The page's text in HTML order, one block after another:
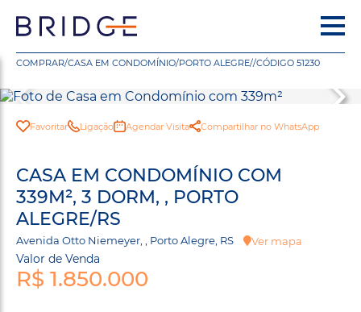
COMPRAR/CASA EM CONDOMÍNIO/PORTO ALEGRE//CÓDIGO 51230
Favoritar Ligação Agendar Visita Compartilhar no WhatsApp
CASA EM CONDOMÍNIO COM
339M², 3 DORM, , PORTO
ALEGRE/RS
Avenida Otto Niemeyer, , Porto Alegre, RS Ver mapa
Valor de Venda
R$ 1.850.000